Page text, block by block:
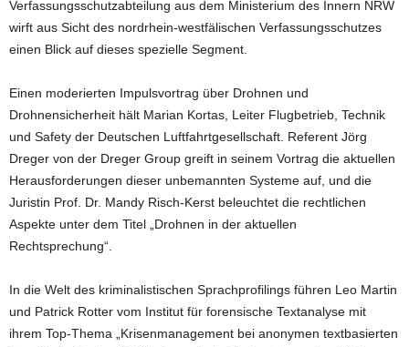
Verfassungsschutzabteilung aus dem Ministerium des Innern NRW
wirft aus Sicht des nordrhein-westfälischen Verfassungsschutzes
einen Blick auf dieses spezielle Segment.
Einen moderierten Impulsvortrag über Drohnen und
Drohnensicherheit hält Marian Kortas, Leiter Flugbetrieb, Technik
und Safety der Deutschen Luftfahrtgesellschaft. Referent Jörg
Dreger von der Dreger Group greift in seinem Vortrag die aktuellen
Herausforderungen dieser unbemannten Systeme auf, und die
Juristin Prof. Dr. Mandy Risch-Kerst beleuchtet die rechtlichen
Aspekte unter dem Titel „Drohnen in der aktuellen
Rechtsprechung“.
In die Welt des kriminalistischen Sprachprofilings führen Leo Martin
und Patrick Rotter vom Institut für forensische Textanalyse mit
ihrem Top-Thema „Krisenmanagement bei anonymen textbasierten